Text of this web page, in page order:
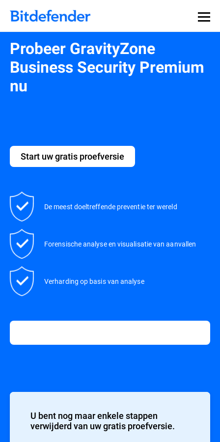
Probeer GravityZone
Business Security Premium
nu
Start uw gratis proefversie
De meest doeltreffende preventie ter wereld
Forensische analyse en visualisatie van aanvallen
Verharding op basis van analyse
U bent nog maar enkele stappen
verwijderd van uw gratis proefversie.